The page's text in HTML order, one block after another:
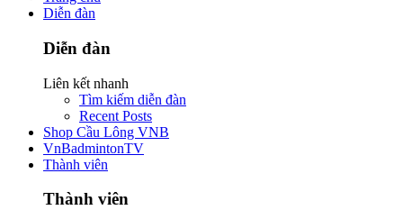
Diễn đàn
Diễn đàn
Liên kết nhanh
Tìm kiếm diễn đàn
Recent Posts
Shop Cầu Lông VNB
VnBadmintonTV
Thành viên
Thành viên